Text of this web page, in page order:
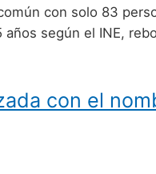
con solo 83
según el INE,
con el